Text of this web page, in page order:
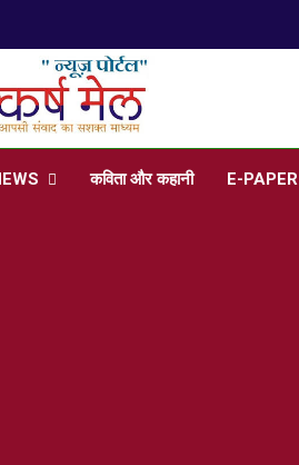
कविता और कहानी E-PAPER